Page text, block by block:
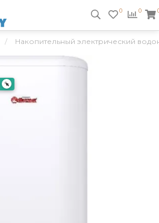
0 0
Накопительный электрический